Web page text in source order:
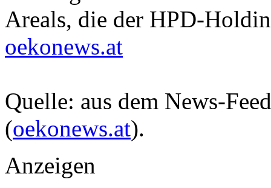
Areals, die der HPD-
oekonews.at
Quelle: aus dem News-
(oekonews.at).
Anzeigen